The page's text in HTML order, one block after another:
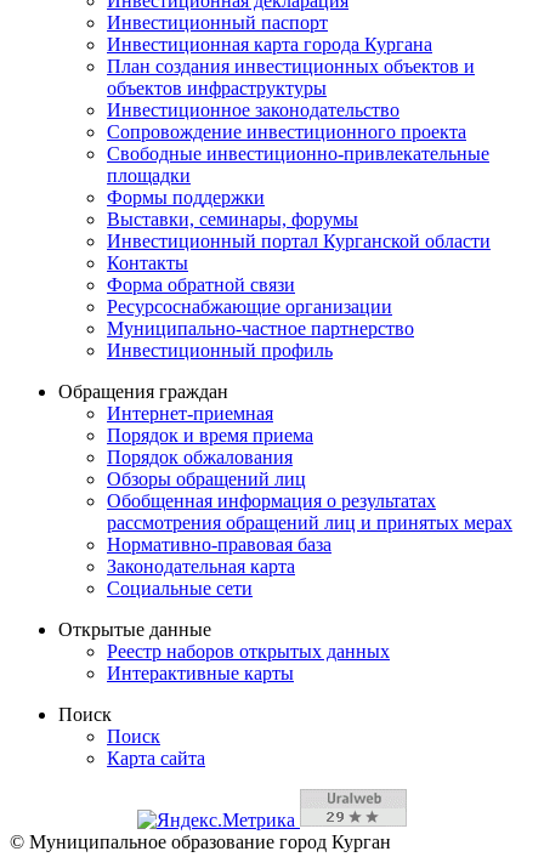
Инвестиционный паспорт
Инвестиционная карта города Кургана
План создания инвестиционных объектов и
объектов инфраструктуры
Инвестиционное законодательство
Сопровождение инвестиционного проекта
Свободные инвестиционно-привлекательные
площадки
Формы поддержки
Выставки, семинары, форумы
Инвестиционный портал Курганской области
Контакты
Форма обратной связи
Ресурсоснабжающие организации
Муниципально-частное партнерство
Инвестиционный профиль
Обращения граждан
Интернет-приемная
Порядок и время приема
Порядок обжалования
Обзоры обращений лиц
Обобщенная информация о результатах
рассмотрения обращений лиц и принятых мерах
Нормативно-правовая база
Законодательная карта
Социальные сети
Открытые данные
Реестр наборов открытых данных
Интерактивные карты
Поиск
Поиск
Карта сайта
© Муниципальное образование город Курган